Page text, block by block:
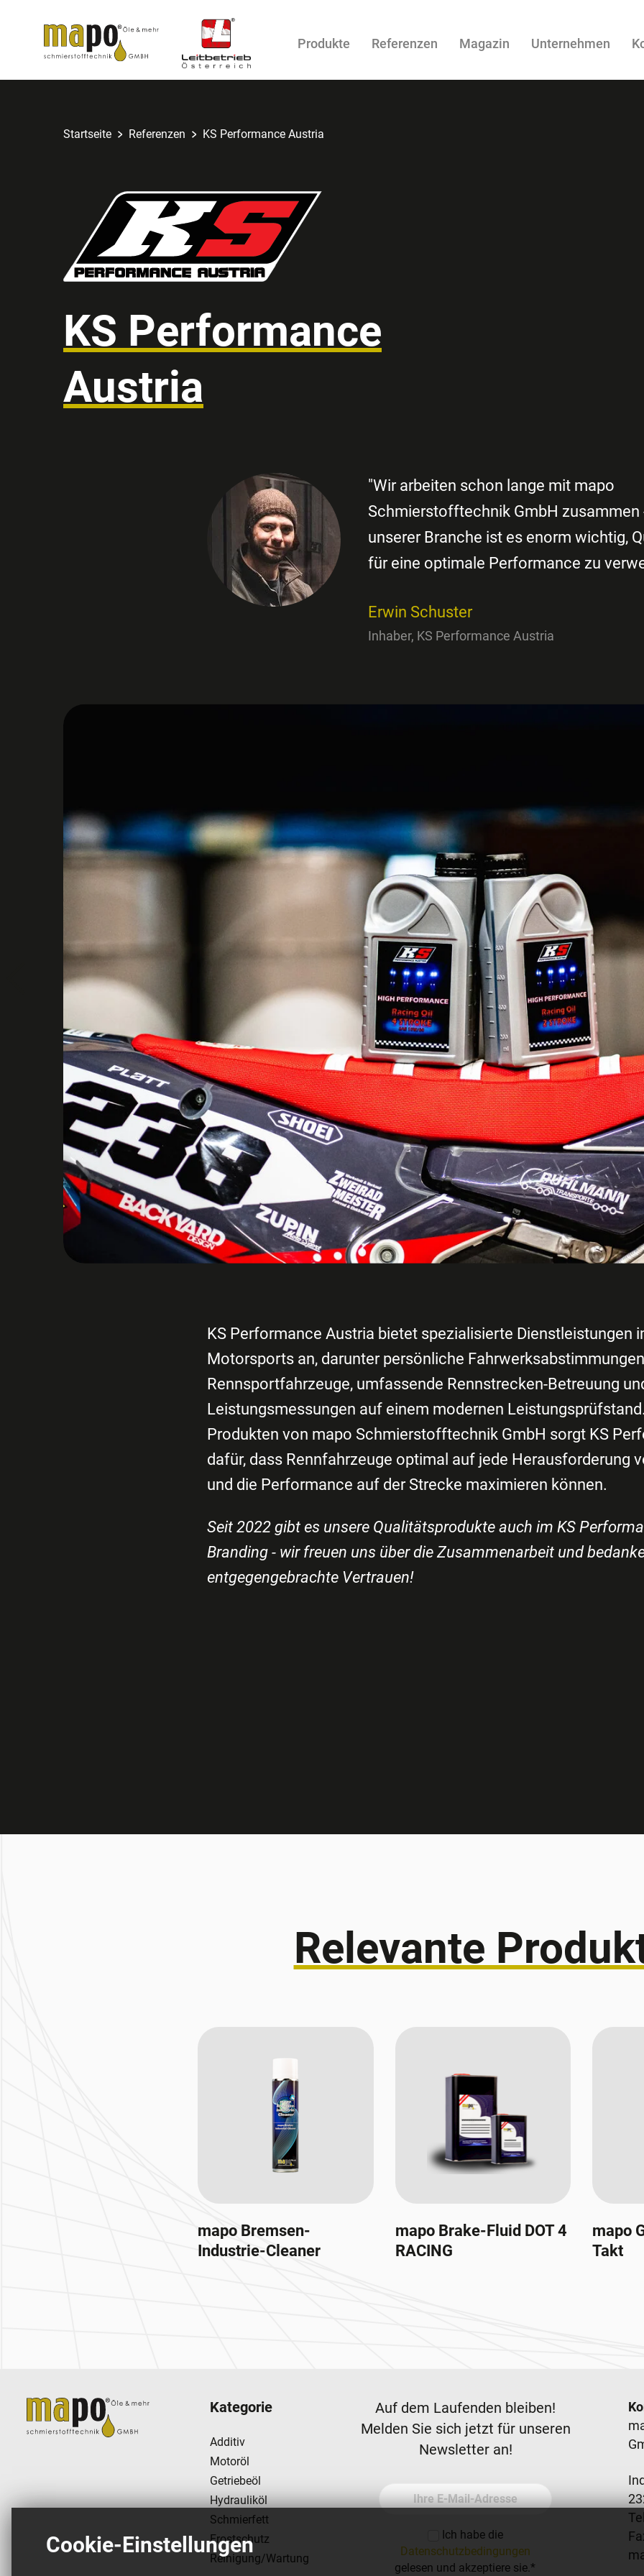
Zum Inhalt
Produkte Referenzen Magazin Unternehmen
Startseite Referenzen KS Performance Austria
KS Performance
Austria
"Wir arbeiten schon lange mit mapo
Schmierstofftechnik GmbH zusammen
unserer Branche ist es enorm wichtig,
für eine optimale Performance zu
Erwin Schuster
Inhaber, KS Performance Austria
Previous
KS Performance Austria bietet spezialisierte Dienstleistungen
Motorsports an, darunter persönliche
Rennsportfahrzeuge, umfassende Rennstrecken-Betreuung
Leistungsmessungen auf einem modernen
Produkten von mapo Schmierstofftechnik GmbH sorgt KS
dafür, dass Rennfahrzeuge optimal auf jede Herausforderung
und die Performance auf der Strecke maximieren können.
Seit 2022 gibt es unsere Qualitätsprodukte auch im KS
Branding - wir freuen uns über die Zusammenarbeit und
entgegengebrachte Vertrauen!
Relevante
mapo Bremsen-
Industrie-Cleaner
mapo Brake-Fluid DOT 4
RACING
mapo
Takt
Kategorie
Additiv
Motoröl
Getriebeöl
Hydrauliköl
Schmierfett
Frostschutz
Reinigung/Wartung
Newsletter
Auf dem Laufenden bleiben!
Melden Sie sich jetzt für unseren
Newsletter an!
Ihre E-Mail-Adresse
Ich habe die
Datenschutzbedingungen
gelesen und akzeptiere sie.*
Cookie-Einstellungen